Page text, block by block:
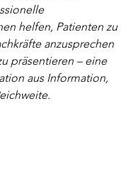
helfen, Patienten zu
anzusprechen
präsentieren – eine
aus Information,